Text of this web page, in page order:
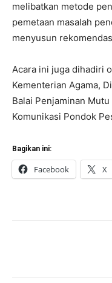
melibatkan metode
pemetaan masalah
menyusun
Acara ini juga dihadiri
Kementerian Agama,
Balai Penjaminan
Komunikasi Pondok
Bagikan ini:
Facebook X